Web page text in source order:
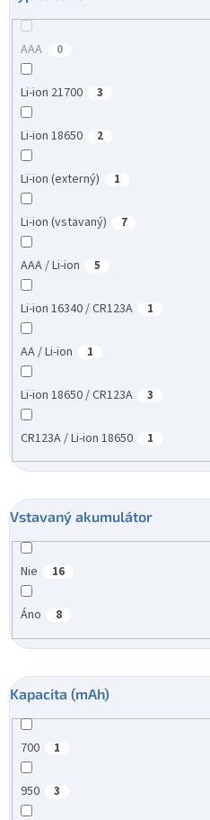
AAA 0
Li-ion 21700 3
Li-ion 18650 2
Li-ion (externý) 1
Li-ion (vstavaný) 7
AAA / Li-ion 5
Li-ion 16340 / CR123A 1
AA / Li-ion 1
Li-ion 18650 / CR123A 3
CR123A / Li-ion 18650 1
Vstavaný akumulátor
Nie 16
Áno 8
Kapacita (mAh)
700 1
950 3